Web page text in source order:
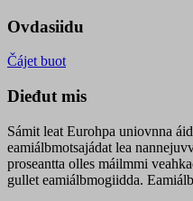
Ovdasiidu
Čájet buot
Dieđut mis
Sámit leat Eurohpa uniovnna
eamiálbmotsajádat lea
proseantta olles máilmmi
gullet eamiálbmogiidda.